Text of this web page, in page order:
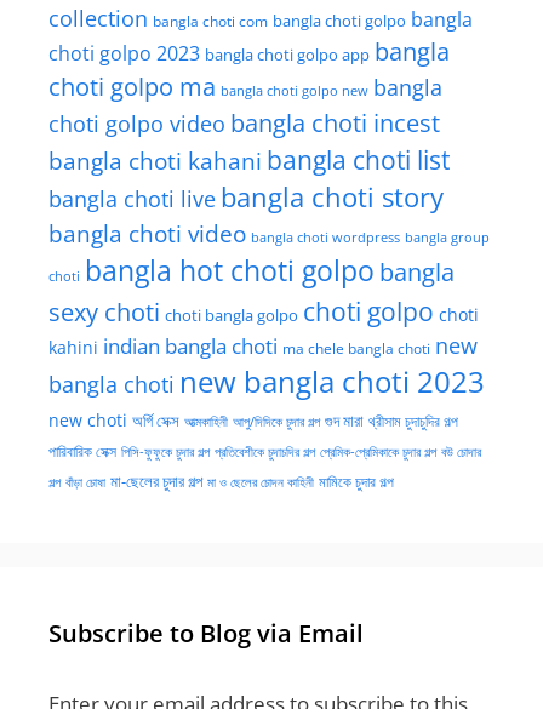
collection bangla choti com bangla choti golpo bangla
choti golpo 2023 bangla choti golpo app bangla
choti golpo ma bangla choti golpo new bangla
choti golpo video bangla choti incest
bangla choti kahani bangla choti list
bangla choti live bangla choti story
bangla choti video bangla choti wordpress bangla group
choti bangla hot choti golpo bangla
sexy choti choti bangla golpo choti golpo choti
kahini indian bangla choti ma chele bangla choti new
bangla choti new bangla choti 2023
new choti অর্গি সেক্স আত্মকাহিনী আপু/দিদিকে চুদার গল্প গুদ মারা থ্রীসাম চুদাচুদির গল্প
পারিবারিক সেক্স পিসি-ফুফুকে চুদার গল্প প্রতিবেশীকে চুদাচদির গল্প প্রেমিক-প্রেমিকাকে চুদার গল্প বউ চোদার
গল্প বাঁড়া চোষা মা-ছেলের চুদার গল্প মা ও ছেলের চোদন কাহিনী মামিকে চুদার গল্প
Subscribe to Blog via Email